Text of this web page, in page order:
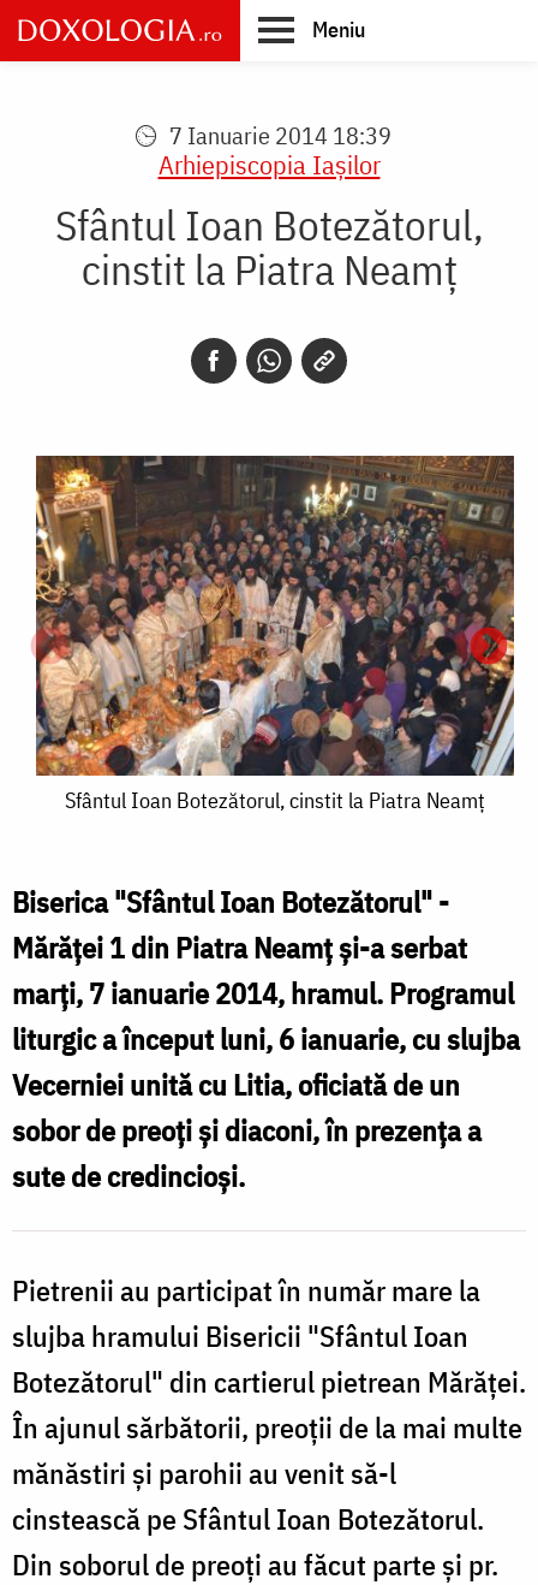
Skip
to
main
Meniu
7 Ianuarie 2014 18:39
Arhiepiscopia Iaşilor
Sfântul Ioan Botezătorul,
cinstit la Piatra Neamţ
Sfântul
Botezătorul,
cinstit
la
Piatra
Neamţ
Sfântul Ioan Botezătorul, cinstit la Piatra Neamţ
Biserica "Sfântul Ioan Botezătorul" -
Mărăţei 1 din Piatra Neamţ şi-a serbat
marţi, 7 ianuarie 2014, hramul. Programul
liturgic a început luni, 6 ianuarie, cu slujba
Vecerniei unită cu Litia, oficiată de un
sobor de preoţi şi diaconi, în prezenţa a
sute de credincioşi.
Pietrenii au participat în număr mare la
slujba hramului Bisericii "Sfântul Ioan
Botezătorul" din cartierul pietrean Mărăţei.
În ajunul sărbătorii, preoţii de la mai multe
mănăstiri şi parohii au venit să-l
cinstească pe Sfântul Ioan Botezătorul.
Din soborul de preoţi au făcut parte şi pr.